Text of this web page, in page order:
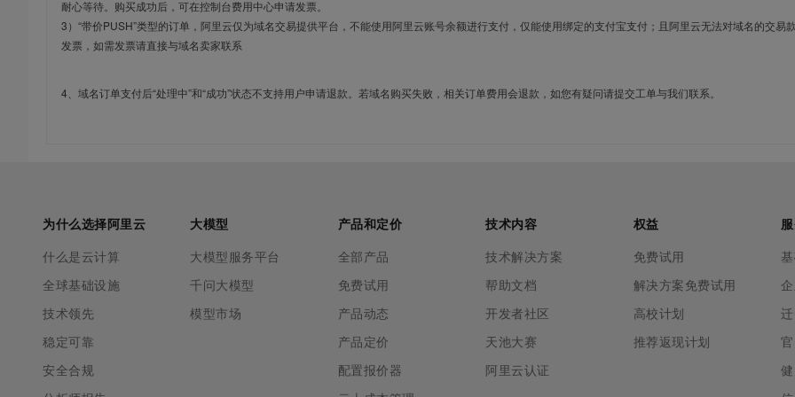
耐心等待。购买成功后，可在控制台费用中心申请发票。
3）“带价PUSH”类型的订单，阿里云仅为域名交易提供平台，不能使用阿里云账号余额进行支付，仅能使用绑定的支付宝支付；且阿里云无法对域名的交易
发票，如需发票请直接与域名卖家联系
4、域名订单支付后“处理中”和“成功”状态不支持用户申请退款。若域名购买失败，相关订单费用会退款，如您有疑问请提交工单与我们联系。